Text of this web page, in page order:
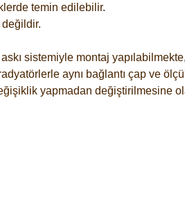
temin edilebilir.
sistemiyle montaj
aynı bağlantı çap ve
yapmadan değiştirilmesine